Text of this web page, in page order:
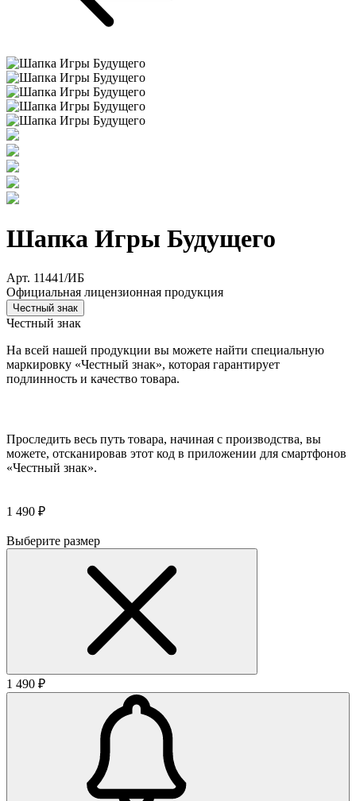
Шапка Игры Будущего
Арт. 11441/ИБ
Официальная лицензионная продукция
Честный знак
Честный знак
На всей нашей продукции вы можете найти специальную
маркировку «Честный знак», которая гарантирует
подлинность и качество товара.
Проследить весь путь товара, начиная с производства, вы
можете, отсканировав этот код в приложении для смартфонов
«Честный знак».
1 490 ₽
Выберите размер
1 490 ₽